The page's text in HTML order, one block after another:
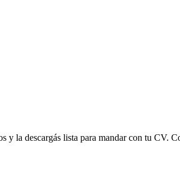
y la descargás lista para mandar con tu CV.